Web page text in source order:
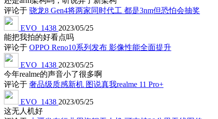
评论于 骁龙8 Gen4将两家同时代工 都是3nm但恐怕会抽奖
EVO_1438 2023/05/25
能把我拍的好看点吗
评论于 OPPO Reno10系列发布 影像性能全面提升
EVO_1438 2023/05/25
今年realme的声音小了很多啊
评论于 奢品级质感新机 图说真我realme 11 Pro+
EVO_1438 2023/05/25
这无人机好